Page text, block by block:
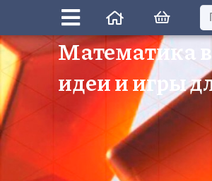
Математика
идеи и игры